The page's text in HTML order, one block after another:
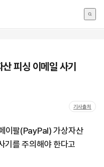
피싱 이메일 사기
기사출처
이팔(PayPal) 가상자산
기를 주의해야 한다고